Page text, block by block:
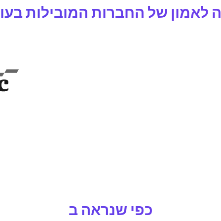
לאמון של החברות המובילות
כפי שנראה ב